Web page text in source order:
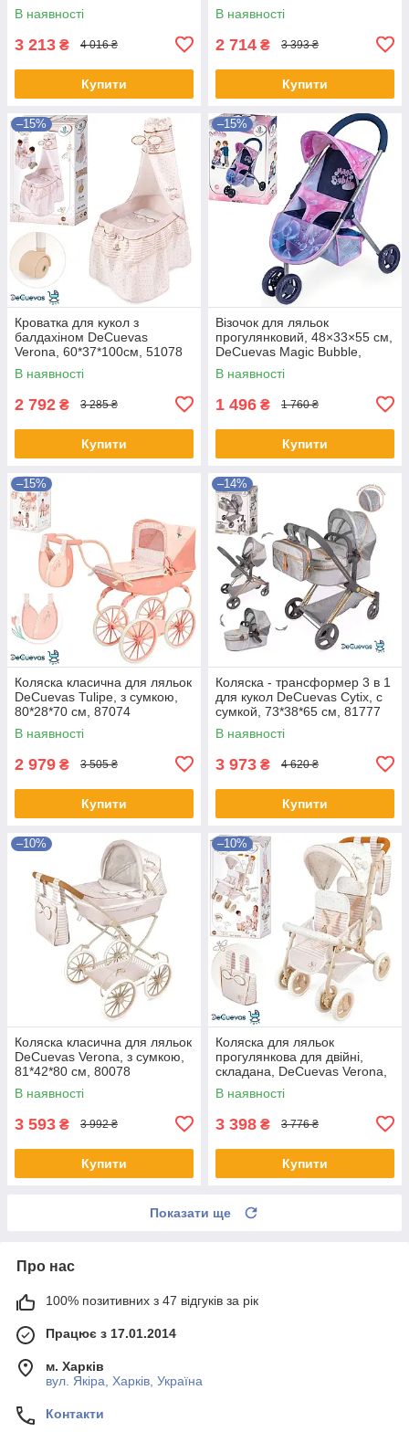
В наявності
3 213 ₴ 4 016 ₴
Купити
В наявності
2 714 ₴ 3 393 ₴
Купити
–15%
Кроватка для кукол з
балдахіном DeCuevas
Verona, 60*37*100см, 51078
В наявності
2 792 ₴ 3 285 ₴
Купити
–15%
Візочок для ляльок
прогулянковий, 48×33×55 см,
DeCuevas Magic Bubble,
90276
В наявності
1 496 ₴ 1 760 ₴
Купити
–15%
Коляска класична для ляльок
DeCuevas Tulipe, з сумкою,
80*28*70 см, 87074
В наявності
2 979 ₴ 3 505 ₴
Купити
–14%
Коляска - трансформер 3 в 1
для кукол DeCuevas Cytix, с
сумкой, 73*38*65 см, 81777
В наявності
3 973 ₴ 4 620 ₴
Купити
–10%
Коляска класична для ляльок
DeCuevas Verona, з сумкою,
81*42*80 см, 80078
В наявності
3 593 ₴ 3 992 ₴
Купити
–10%
Коляска для ляльок
прогулянкова для двійні,
складана, DeCuevas Verona,
40*70*72см, 90378
В наявності
3 398 ₴ 3 776 ₴
Купити
Показати ще
Про нас
100% позитивних з 47 відгуків за рік
Працює з 17.01.2014
м. Харків
вул. Якіра, Харків, Україна
Контакти